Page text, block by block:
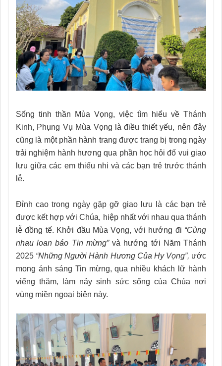
Sống tinh thần Mùa Vọng, việc tìm hiểu về Thánh
Kinh, Phụng Vụ Mùa Vọng là điều thiết yếu, nên đây
cũng là một phần hành trang được trang bị trong ngày
trải nghiệm hành hương qua phần học hỏi đố vui giao
lưu giữa các em thiếu nhi và các bạn trẻ trước thánh
lễ.
Đỉnh cao trong ngày gặp gỡ giao lưu là các bạn trẻ
được kết hợp với Chúa, hiệp nhất với nhau qua thánh
lễ đồng tế. Khởi đầu Mùa Vọng, với hướng đi “Cùng
nhau loan báo Tin mừng”và hướng tới Năm Thánh
2025 “Những Người Hành Hương Của Hy Vọng”, ước
mong ánh sáng Tin mừng, qua nhiều khách lữ hành
viếng thăm, làm nảy sinh sức sống của Chúa nơi
vùng miền ngoại biên này.